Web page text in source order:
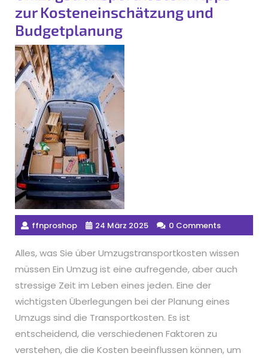
zur Kosteneinschätzung und
Budgetplanung
ffnproshop 24 März 2025 0 Comments
Alles, was Sie über Umzugstransportkosten wissen
müssen Ein Umzug ist eine aufregende, aber auch
stressige Zeit im Leben eines jeden. Eine der
wichtigsten Überlegungen bei der Planung eines
Umzugs sind die Transportkosten. Es ist
entscheidend, die verschiedenen Faktoren zu
verstehen, die die Kosten beeinflussen können, um